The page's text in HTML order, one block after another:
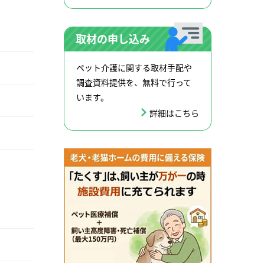
取材の申し込み
ペット介護に関する取材手配や
調査資料提供を、無料で行って
います。
詳細はこちら